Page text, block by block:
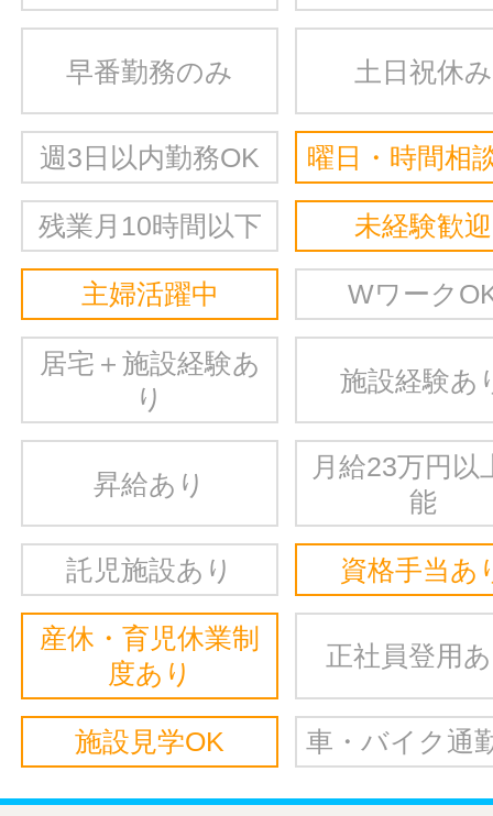
早番勤務のみ 土日祝休み
週3日以内勤務OK 曜日・時間相
残業月10時間以下 未経験歓迎
主婦活躍中 Wワーク
居宅＋施設経験あ
り
施設経験あ
昇給あり
月給23万円以
能
託児施設あり 資格手当あ
産休・育児休業制
度あり
正社員登用
施設見学OK 車・バイク通